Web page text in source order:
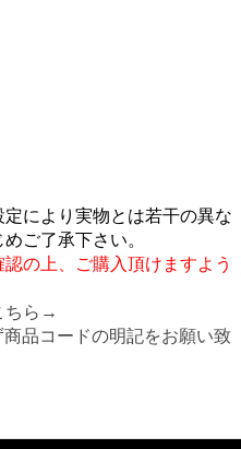
により実物とは若干の異な
ご了承下さい。
の上、ご購入頂けますよう
ちら→
品コードの明記をお願い致